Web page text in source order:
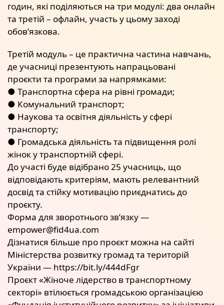
годин, які поділяються на три модулі: два онлайн
та третій – офлайн, участь у цьому заході
обов’язкова.
Третій модуль – це практична частина навчань,
де учасниці презентують напрацьовані
проєкти та програми за напрямками:
● Транспортна сфера на рівні громади;
● Комунальний транспорт;
● Наукова та освітня діяльність у сфері
транспорту;
● Громадська діяльність та підвищення ролі
жінок у транспортній сфері.
До участі буде відібрано 25 учасниць, що
відповідають критеріям, мають релевантний
досвід та стійку мотивацію приєднатись до
проєкту.
Форма для зворотнього зв’язку —
empower@fid4ua.com
Дізнатися більше про проєкт можна на сайті
Міністерства розвитку громад та територій
України — https://bit.ly/444dFgr
Проєкт «Жіноче лідерство в транспортному
секторі» втілюється громадською організацією